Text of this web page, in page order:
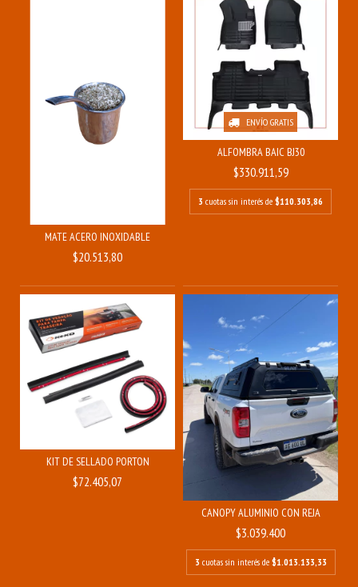
MATE ACERO INOXIDABLE
$20.513,80
ENVÍO GRATIS
ALFOMBRA BAIC BJ30
$330.911,59
3 cuotas sin interés de $110.303,86
KIT DE SELLADO PORTON
$72.405,07
CANOPY ALUMINIO CON REJA
$3.039.400
3 cuotas sin interés de $1.013.133,33